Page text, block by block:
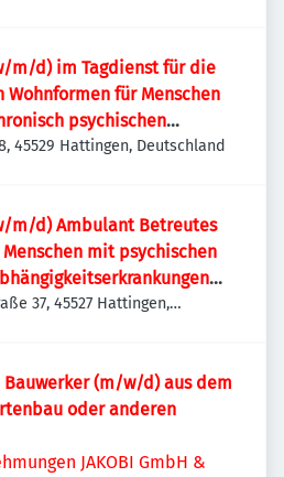
m/d) im Tagdienst für die
Wohnformen für Menschen
psychischen
45529 Hattingen, Deutschland
m/d) Ambulant Betreutes
mit psychischen
37, 45527 Hattingen,
(m/w/d) aus dem
oder anderen
JAKOBI GmbH &